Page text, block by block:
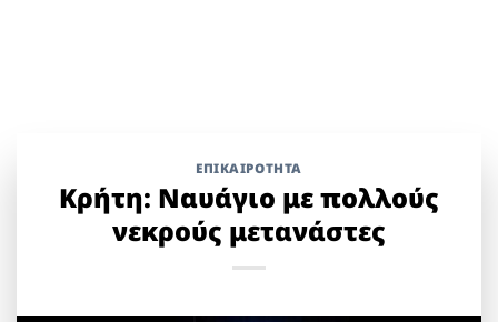
ΕΠΙΚΑΙΡΟΤΗΤΑ
Κρήτη: Ναυάγιο με πολλούς
νεκρούς μετανάστες